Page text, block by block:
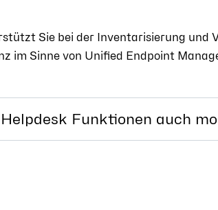
Sie bei der Inventarisierung und
im Sinne von Unified Endpoint
Funktionen auch